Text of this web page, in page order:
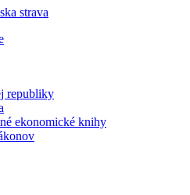
strava
republiky
ekonomické knihy